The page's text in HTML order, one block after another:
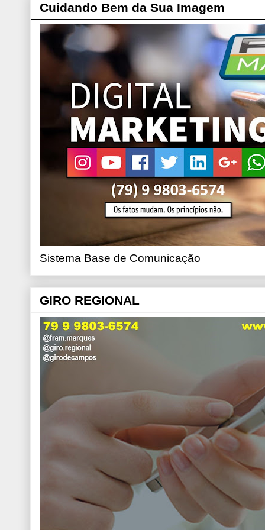
Cuidando Bem da Sua Imagem
Sistema Base de Comunicação
GIRO REGIONAL